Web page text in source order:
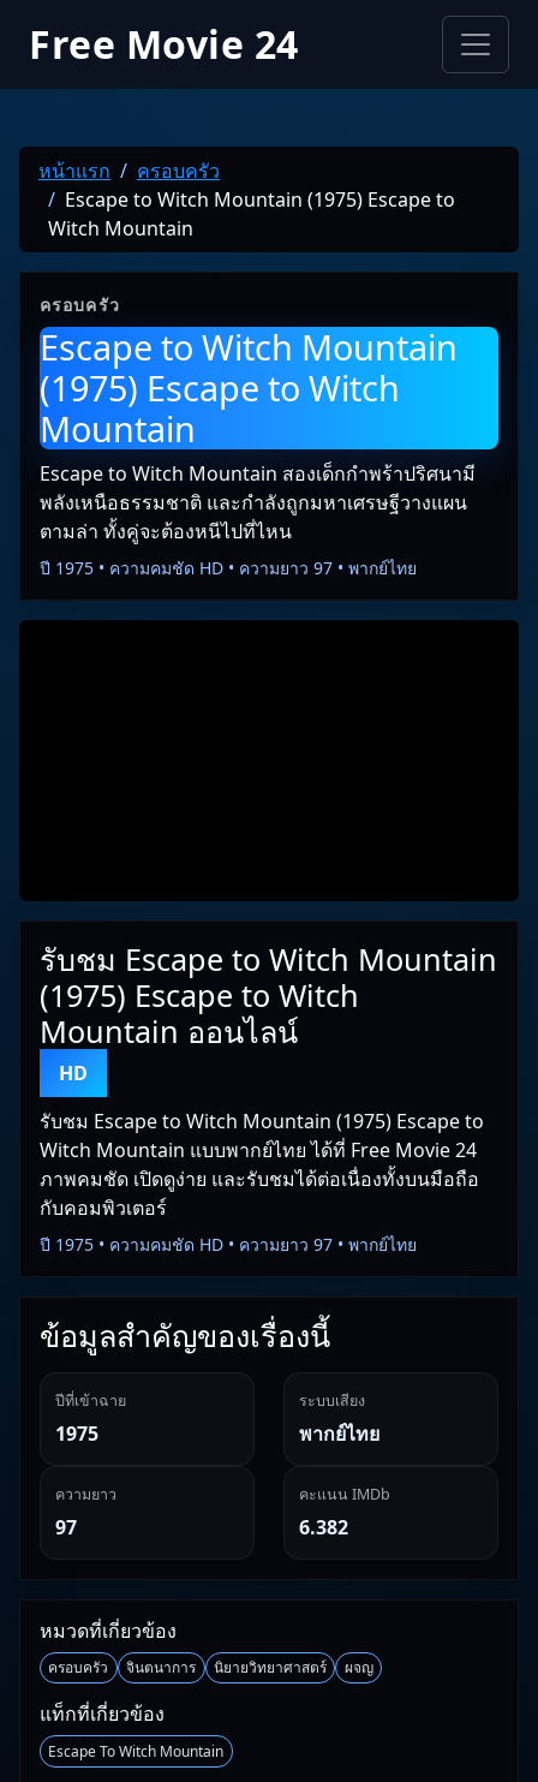
Free Movie 24
หน้าแรก
ครอบครัว
Escape to Witch Mountain (1975) Escape to
Witch Mountain
ครอบครัว
Escape to Witch Mountain
(1975) Escape to Witch
Mountain
Escape to Witch Mountain สองเด็กกำพร้าปริศนามี
พลังเหนือธรรมชาติ และกำลังถูกมหาเศรษฐีวางแผน
ตามล่า ทั้งคู่จะต้องหนีไปที่ไหน
ปี 1975 • ความคมชัด HD • ความยาว 97 • พากย์ไทย
รับชม Escape to Witch Mountain
(1975) Escape to Witch
Mountain ออนไลน์
HD
รับชม Escape to Witch Mountain (1975) Escape to
Witch Mountain แบบพากย์ไทย ได้ที่ Free Movie 24
ภาพคมชัด เปิดดูง่าย และรับชมได้ต่อเนื่องทั้งบนมือถือ
กับคอมพิวเตอร์
ปี 1975 • ความคมชัด HD • ความยาว 97 • พากย์ไทย
ข้อมูลสำคัญของเรื่องนี้
ปีที่เข้าฉาย
1975
ระบบเสียง
พากย์ไทย
ความยาว
97
คะแนน IMDb
6.382
หมวดที่เกี่ยวข้อง
ครอบครัว จินตนาการ นิยายวิทยาศาสตร์ ผจญ
แท็กที่เกี่ยวข้อง
Escape To Witch Mountain